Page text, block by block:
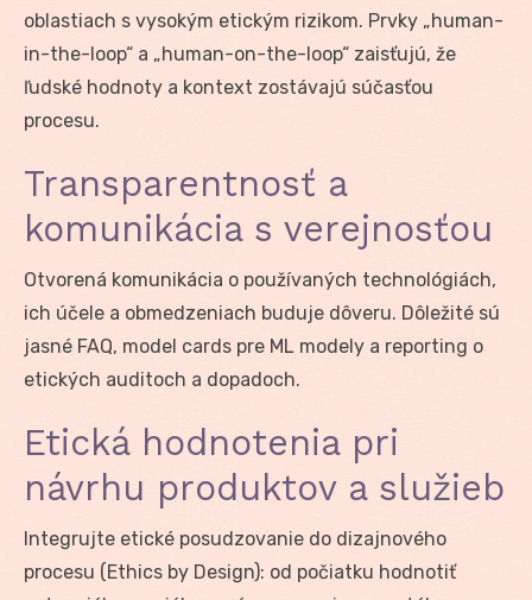
oblastiach s vysokým etickým rizikom. Prvky „human-
in-the-loop“ a „human-on-the-loop“ zaisťujú, že
ľudské hodnoty a kontext zostávajú súčasťou
procesu.
Transparentnosť a
komunikácia s verejnosťou
Otvorená komunikácia o používaných technológiách,
ich účele a obmedzeniach buduje dôveru. Dôležité sú
jasné FAQ, model cards pre ML modely a reporting o
etických auditoch a dopadoch.
Etická hodnotenia pri
návrhu produktov a služieb
Integrujte etické posudzovanie do dizajnového
procesu (Ethics by Design): od počiatku hodnotiť